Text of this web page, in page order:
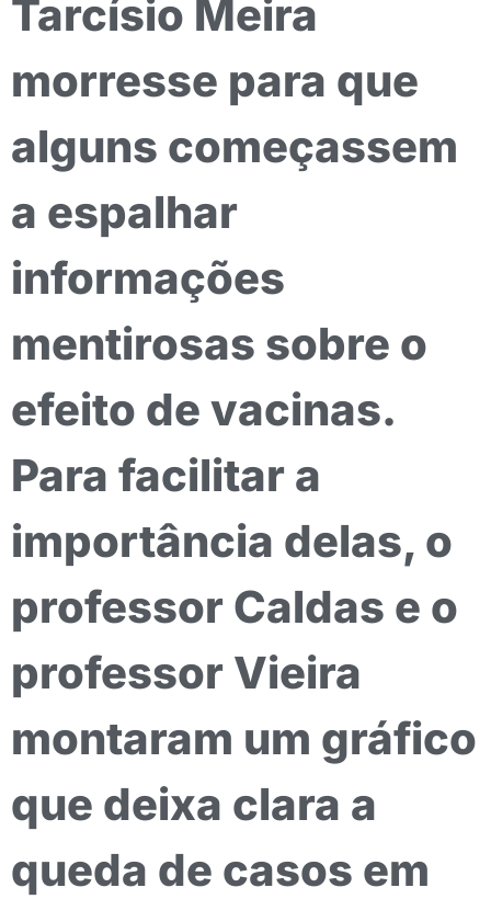
Tarcísio Meira
morresse para que
alguns começassem
a espalhar
informações
mentirosas sobre o
efeito de vacinas.
Para facilitar a
importância delas, o
professor Caldas e o
professor Vieira
montaram um gráfico
que deixa clara a
queda de casos em